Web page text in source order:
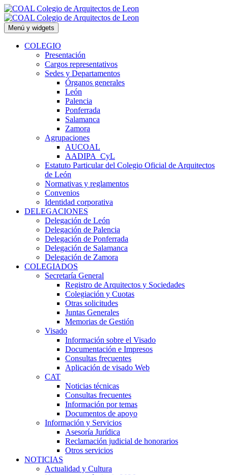
Saltar
al
contenido
Menú y widgets
COLEGIO
Presentación
Cargos representativos
Sedes y Departamentos
Órganos generales
León
Palencia
Ponferrada
Salamanca
Zamora
Agrupaciones
AUCOAL
AADIPA_CyL
Estatuto Particular del Colegio Oficial de Arquitectos
de León
Normativas y reglamentos
Convenios
Identidad corporativa
DELEGACIONES
Delegación de León
Delegación de Palencia
Delegación de Ponferrada
Delegación de Salamanca
Delegación de Zamora
COLEGIADOS
Secretaría General
Registro de Arquitectos y Sociedades
Colegiación y Cuotas
Otras solicitudes
Juntas Generales
Memorias de Gestión
Visado
Información sobre el Visado
Documentación e Impresos
Consultas frecuentes
Aplicación de visado Web
CAT
Noticias técnicas
Consultas frecuentes
Información por temas
Documentos de apoyo
Información y Servicios
Asesoría Jurídica
Reclamación judicial de honorarios
Otros servicios
NOTICIAS
Actualidad y Cultura